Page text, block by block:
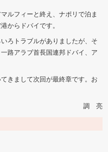
ルフィーと終え、ナポリで泊ま
からドバイです。
ろトラブルがありましたが、そ
路アラブ首長国連邦ドバイ、ア
きまして次回が最終章です。お
調 亮